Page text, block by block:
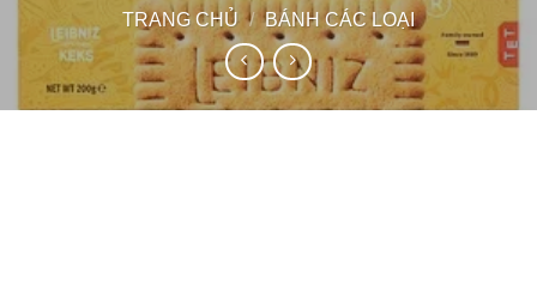
TRANG CHỦ / BÁNH CÁC LOẠI